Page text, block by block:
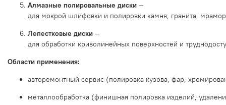
Алмазные полировальные диски —
для мокрой шлифовки и полировки камня, гранита,
Лепестковые диски —
для обработки криволинейных поверхностей и
Области применения:
авторемонтный сервис (полировка кузова, фар,
металлообработка (финишная полировка изделий,